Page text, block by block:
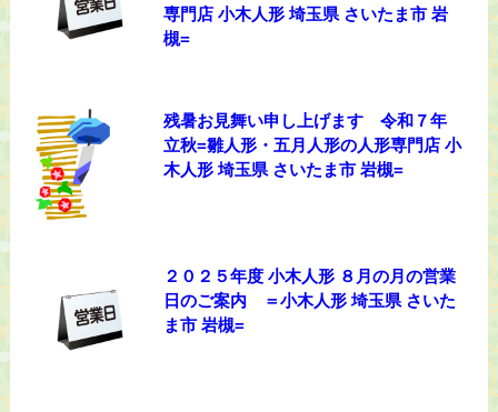
専門店 小木人形 埼玉県 さいたま市 岩
槻=
残暑お見舞い申し上げます 令和７年
立秋=雛人形・五月人形の人形専門店 小
木人形 埼玉県 さいたま市 岩槻=
２０２５年度 小木人形 ８月の月の営業
日のご案内 ＝小木人形 埼玉県 さいた
ま市 岩槻=